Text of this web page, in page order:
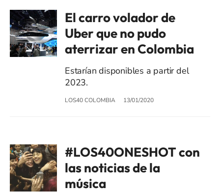
El carro volador de
Uber que no pudo
aterrizar en Colombia
Estarían disponibles a partir del
2023.
LOS40 COLOMBIA 13/01/2020
#LOS40ONESHOT con
las noticias de la
música